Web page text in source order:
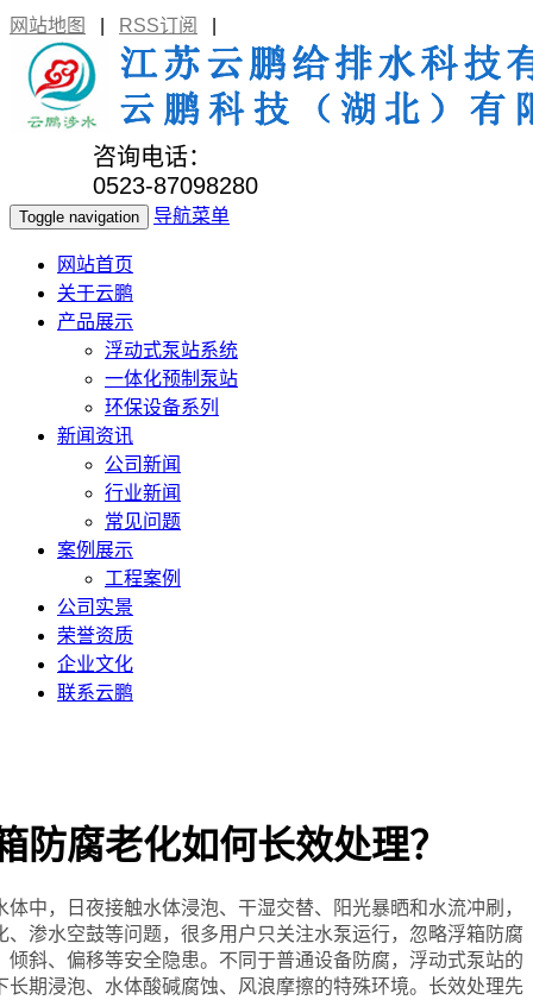
网站地图 RSS订阅
咨询电话：
0523-87098280
Toggle navigation 导航菜单
网站首页
关于云鹏
产品展示
浮动式泵站系统
一体化预制泵站
环保设备系列
新闻资讯
公司新闻
行业新闻
常见问题
案例展示
工程案例
公司实景
荣誉资质
企业文化
联系云鹏
防腐老化如何长效处理？
，日夜接触水体浸泡、干湿交替、阳光暴晒和水流冲刷，
渗水空鼓等问题，很多用户只关注水泵运行，忽略浮箱防腐
斜、偏移等安全隐患。不同于普通设备防腐，浮动式泵站的
期浸泡、水体酸碱腐蚀、风浪摩擦的特殊环境。长效处理先